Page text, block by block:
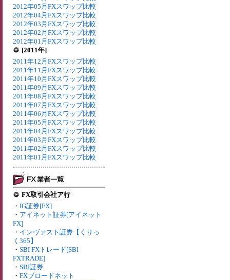
2012年05月FXスワップ比較
2012年04月FXスワップ比較
2012年03月FXスワップ比較
2012年02月FXスワップ比較
2012年01月FXスワップ比較
[2011年]
2011年12月FXスワップ比較
2011年11月FXスワップ比較
2011年10月FXスワップ比較
2011年09月FXスワップ比較
2011年08月FXスワップ比較
2011年07月FXスワップ比較
2011年06月FXスワップ比較
2011年05月FXスワップ比較
2011年04月FXスワップ比較
2011年03月FXスワップ比較
2011年02月FXスワップ比較
2011年01月FXスワップ比較
FX取引会社ア行
・ IG証券[FX]
・ アイネット証券[アイネット
FX]
・ インヴァスト証券【くりっ
く365】
・ SBI FXトレード[SBI
FXTRADE]
・ SBI証券
・ FXブロードネット